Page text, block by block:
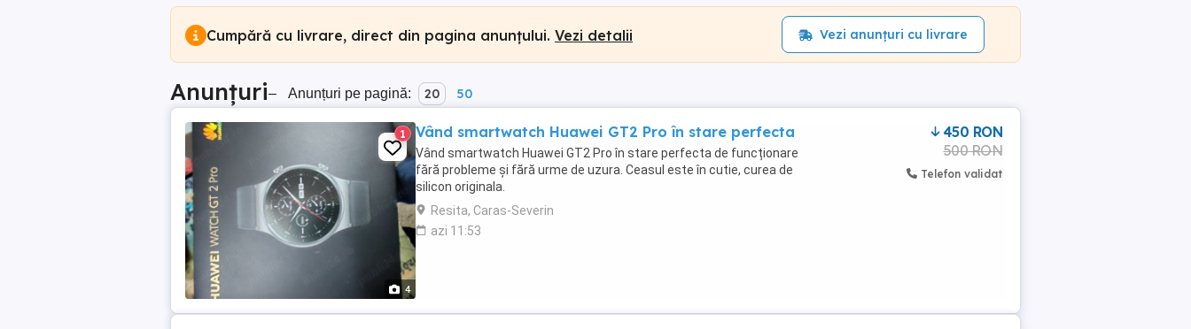
Cumpără cu livrare, direct din pagina anunțului. Vezi detalii Vezi anunțuri cu livrare
Anunțuri– Anunțuri pe pagină: 20 50
4
1 Vând smartwatch Huawei GT2 Pro în stare perfecta
Vând smartwatch Huawei GT2 Pro în stare perfecta de funcționare
fără probleme și fără urme de uzura. Ceasul este în cutie, curea de
silicon originala.
Resita, Caras-Severin
azi 11:53
450 RON
500 RON
Telefon validat